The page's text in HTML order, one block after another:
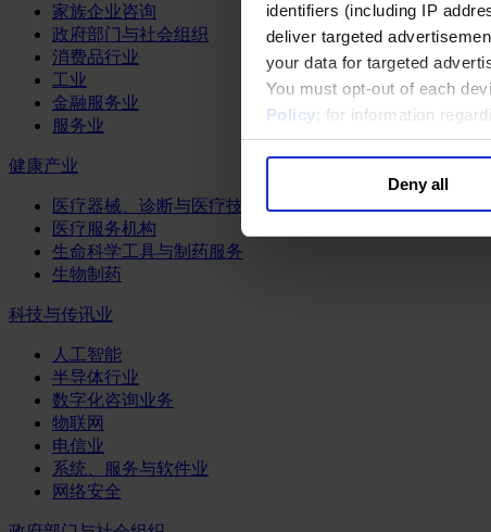
identifiers (including IP
deliver targeted
your data for targeted
You must opt-out of each
Policy; for information
Deny all
家族企业咨询
政府部门与社会组织
消费品行业
工业
金融服务业
服务业
健康产业
医疗器械、诊断与医疗技术
医疗服务机构
生命科学工具与制药服务
生物制药
科技与传讯业
人工智能
半导体行业
数字化咨询业务
物联网
电信业
系统、服务与软件业
网络安全